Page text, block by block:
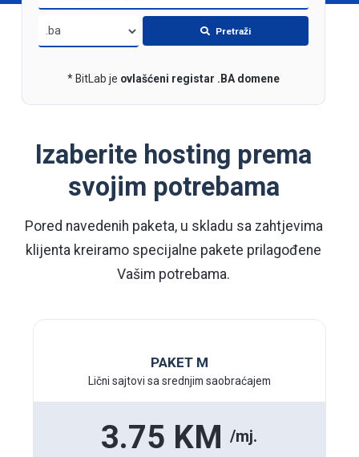
Pretraži
* BitLab je ovlašćeni registаr .BA domenе
Izaberite hosting prema
svojim potrebama
Pored navedenih paketa, u skladu sa zahtjevima
klijenta kreiramo specijalne pakete prilagođene
Vašim potrebama.
PAKET M
Lični sajtovi sa srednjim saobraćajem
3.75 KM /mj.